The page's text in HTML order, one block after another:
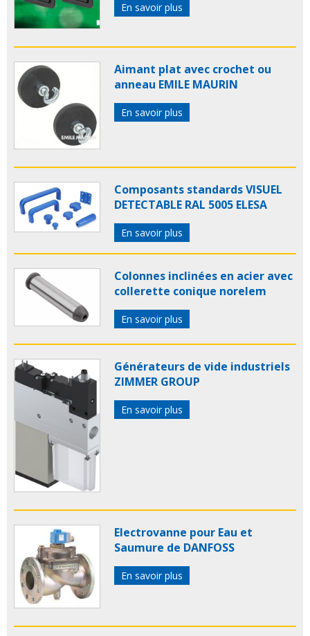
En savoir plus
Aimant plat avec crochet ou
anneau EMILE MAURIN
En savoir plus
Composants standards VISUEL
DETECTABLE RAL 5005 ELESA
En savoir plus
Colonnes inclinées en acier avec
collerette conique norelem
En savoir plus
Générateurs de vide industriels
ZIMMER GROUP
En savoir plus
Electrovanne pour Eau et
Saumure de DANFOSS
En savoir plus